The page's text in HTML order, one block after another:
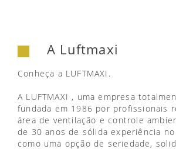
A Luftmaxi
Conheça a LUFTMAXI.
A LUFTMAXI , uma empresa
fundada em 1986 por profissionais
área de ventilação e controle
de 30 anos de sólida experiência
como uma opção de seriedade,